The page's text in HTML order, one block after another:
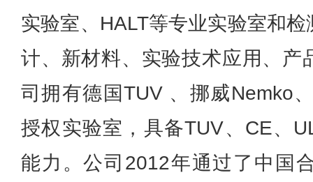
实验室、HALT等专业实验室和
计、新材料、实验技术应用、产
司拥有德国TUV 、挪威Nemko
授权实验室，具备TUV、CE、
能力。公司2012年通过了中国